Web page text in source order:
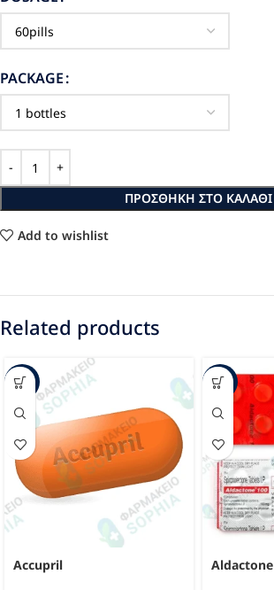
PACKAGE
ΠΡΟΣΘΉΚΗ ΣΤΟ ΚΑΛΆΘΙ
Add to wishlist
Related products
-37%
Accupril
-23%
Aldactone